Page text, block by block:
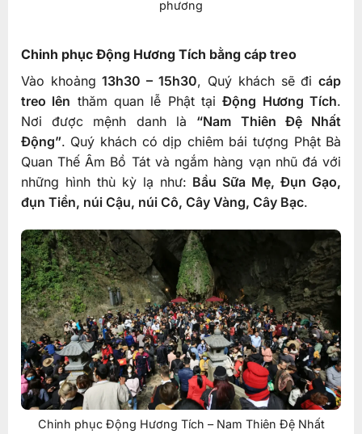
phương
Chinh phục Động Hương Tích bằng cáp treo
Vào khoảng13h30 – 15h30, Quý khách sẽ đicáp
treo lên thăm quan lễ Phật tạiĐộng Hương Tích.
Nơi được mệnh danh là “Nam Thiên Đệ Nhất
Động”. Quý khách có dịp chiêm bái tượng Phật Bà
Quan Thế Âm Bồ Tát và ngắm hàng vạn nhũ đá với
những hình thù kỳ lạ như: Bầu Sữa Mẹ, Đụn Gạo,
đụn Tiền, núi Cậu, núi Cô, Cây Vàng, Cây Bạc.
Chinh phục Động Hương Tích – Nam Thiên Đệ Nhất